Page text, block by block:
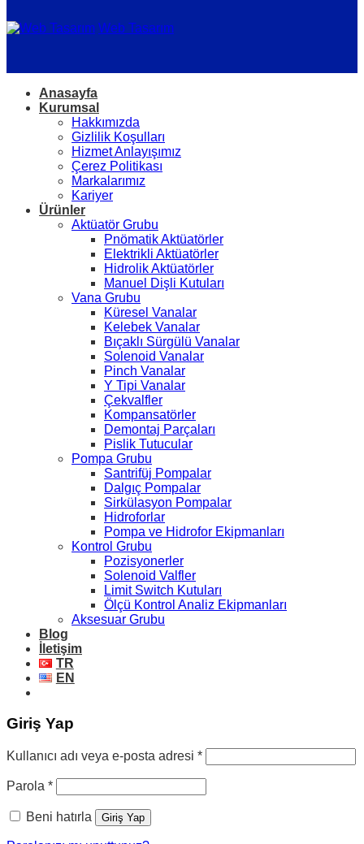
Web Tasarım
Anasayfa
Kurumsal
Hakkımızda
Gizlilik Koşulları
Hizmet Anlayışımız
Çerez Politikası
Markalarımız
Kariyer
Ürünler
Aktüatör Grubu
Pnömatik Aktüatörler
Elektrikli Aktüatörler
Hidrolik Aktüatörler
Manuel Dişli Kutuları
Vana Grubu
Küresel Vanalar
Kelebek Vanalar
Bıçaklı Sürgülü Vanalar
Solenoid Vanalar
Pinch Vanalar
Y Tipi Vanalar
Çekvalfler
Kompansatörler
Demontaj Parçaları
Pislik Tutucular
Pompa Grubu
Santrifüj Pompalar
Dalgıç Pompalar
Sirkülasyon Pompalar
Hidroforlar
Pompa ve Hidrofor Ekipmanları
Kontrol Grubu
Pozisyonerler
Solenoid Valfler
Limit Switch Kutuları
Ölçü Kontrol Analiz Ekipmanları
Aksesuar Grubu
Blog
İletişim
TR
EN
Giriş Yap
Kullanıcı adı veya e-posta adresi *Gerekli
Parola *Gerekli
Beni hatırla Giriş Yap